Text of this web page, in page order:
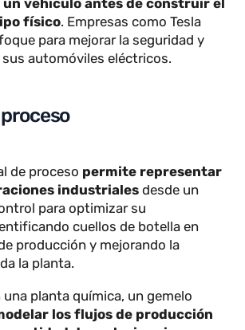
de producción físicas en una
virtualidentificando diferencias
manteniendo la misma calidad en
fabricas de producto.
la industria automotriz,
utilizar gemelos digitales
un vehículo antes de construir
físico. Empresas como Tesla
para mejorar la seguridad y
sus automóviles eléctricos.